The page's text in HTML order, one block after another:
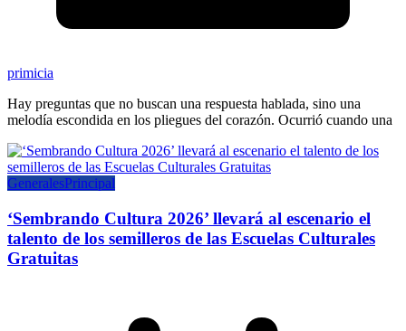
primicia
Hay preguntas que no buscan una respuesta hablada, sino una
melodía escondida en los pliegues del corazón. Ocurrió cuando una
GeneralesPrincipal
‘Sembrando Cultura 2026’ llevará al escenario el
talento de los semilleros de las Escuelas Culturales
Gratuitas